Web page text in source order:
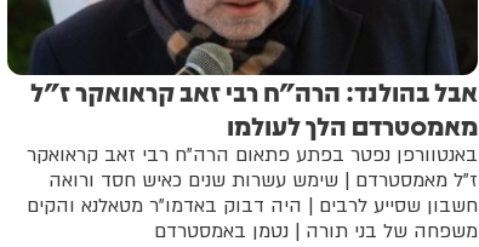
אבל בהולנד: הרה"ח רבי זאב קראואקר ז"ל
מאמסטרדם הלך לעולמו
באנטוורפן נפטר בפתע פתאום הרה"ח רבי זאב קראואקר
ז"ל מאמסטרדם | שימש עשרות שנים כאיש חסד ורואה
חשבון שסייע לרבים | היה דבוק באדמו"ר מטאלנא והקים
משפחה של בני תורה | נטמן באמסטרדם